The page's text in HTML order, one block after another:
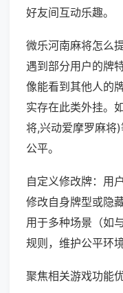
好友间互动乐趣。
微乐河南麻将怎么
遇到部分用户的牌
像能看到其他人的
实存在此类外挂。
将,兴动爱摩罗麻将
公平。
自定义修改牌：用
修改自身牌型或隐
用于多种场景（如
规则，维护公平环境
聚焦相关游戏功能